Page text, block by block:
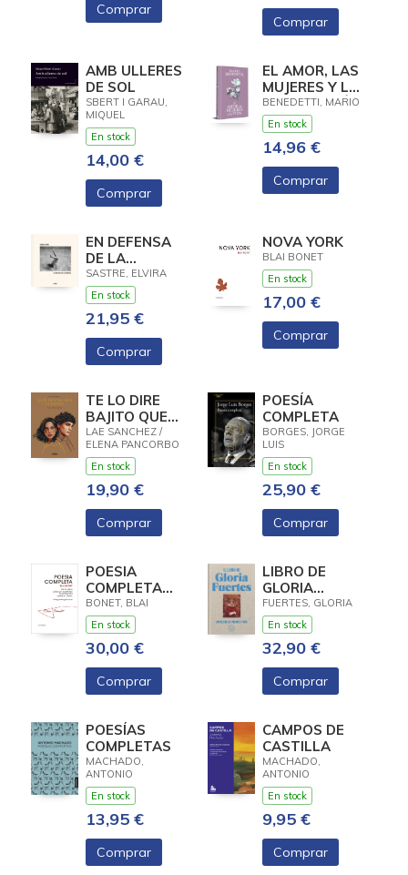
Comprar
Comprar
AMB ULLERES
DE SOL
SBERT I GARAU,
MIQUEL
En stock
14,00 €
Comprar
EL AMOR, LAS
MUJERES Y LA
VIDA (EDICIÓN
ESPECIAL EN
TAPA DURA)
BENEDETTI, MARIO
En stock
14,96 €
Comprar
EN DEFENSA
DE LA
MEMORIA
SASTRE, ELVIRA
En stock
21,95 €
Comprar
NOVA YORK
BLAI BONET
En stock
17,00 €
Comprar
TE LO DIRE
BAJITO QUE
BUENO QUE
VINISTE
LAE SANCHEZ /
ELENA PANCORBO
En stock
19,90 €
Comprar
POESÍA
COMPLETA
BORGES, JORGE
LUIS
En stock
25,90 €
Comprar
POESIA
COMPLETA
BLAI BONET
BONET, BLAI
En stock
30,00 €
Comprar
LIBRO DE
GLORIA
FUERTES, EL.
EDICION
ESPECIAL EN
TELA Y
CANTOS
PINTADOS
FUERTES, GLORIA
En stock
32,90 €
Comprar
POESÍAS
COMPLETAS
MACHADO,
ANTONIO
En stock
13,95 €
Comprar
CAMPOS DE
CASTILLA
MACHADO,
ANTONIO
En stock
9,95 €
Comprar